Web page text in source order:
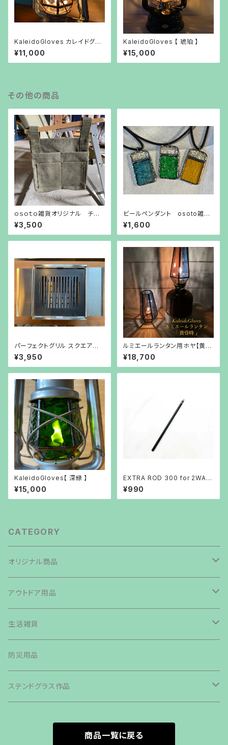
KaleidoGloves カレイドグロ
ーブ
¥11,000
KaleidoGloves 【 琥珀 】
¥15,000
その他の商品
ｏｓｏｔｏ雑貨オリジナル チェ
アサイドバッグ
¥3,500
ビールペンダント osoto雑貨
オリジナル
¥1,600
パーフェクトグリル スクエア用
鉄板 osoto雑貨オリジナル
¥3,950
ルミエールランタン用ホヤ【黄昏
時】
¥18,700
KaleidoGloves【 深緑 】
¥15,000
EXTRA ROD 300 for 2WAY
STAND 5050WORKSHOP
¥990
CATEGORY
オリジナル商品
焚き火台
鉄板・ペグ
帆布生地商品
その他商品
アウトドア用品
テント・タープ
ライト・ランタン・ランプ
カトラリー
生活雑貨
バッグ類
防災用品
ステンドグラス作品
商品一覧に戻る